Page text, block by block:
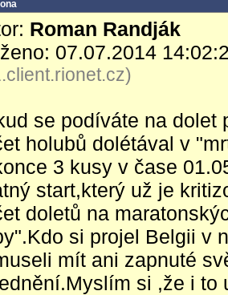
Roman Randják
07.07.2014
se podíváte na
holubů dolétával v
3 kusy v čase
start,který už je
doletů na
si projel Belgii v
mít ani zapnuté
si ,že i to